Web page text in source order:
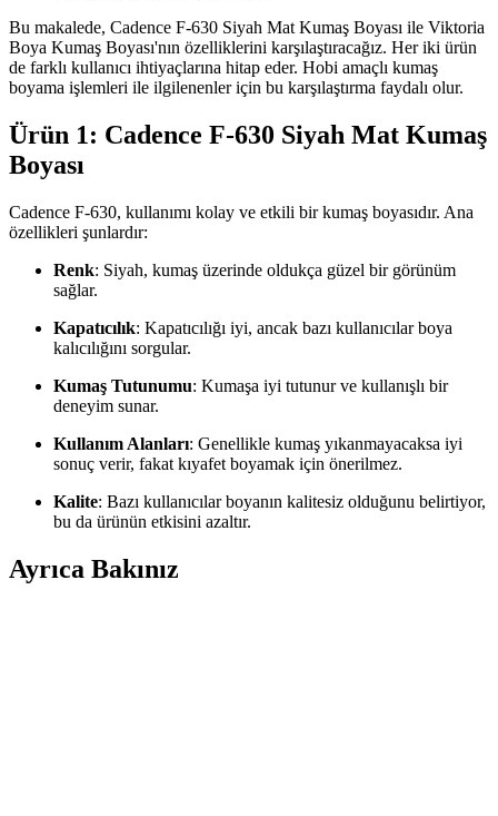
Bu makalede, Cadence F-630 Siyah Mat Kumaş Boyası ile Viktoria
Boya Kumaş Boyası'nın özelliklerini karşılaştıracağız. Her iki ürün
de farklı kullanıcı ihtiyaçlarına hitap eder. Hobi amaçlı kumaş
boyama işlemleri ile ilgilenenler için bu karşılaştırma faydalı olur.
Ürün 1: Cadence F-630 Siyah Mat Kumaş
Boyası
Cadence F-630, kullanımı kolay ve etkili bir kumaş boyasıdır. Ana
özellikleri şunlardır:
Renk: Siyah, kumaş üzerinde oldukça güzel bir görünüm
sağlar.
Kapatıcılık: Kapatıcılığı iyi, ancak bazı kullanıcılar boya
kalıcılığını sorgular.
Kumaş Tutunumu: Kumaşa iyi tutunur ve kullanışlı bir
deneyim sunar.
Kullanım Alanları: Genellikle kumaş yıkanmayacaksa iyi
sonuç verir, fakat kıyafet boyamak için önerilmez.
Kalite: Bazı kullanıcılar boyanın kalitesiz olduğunu belirtiyor,
bu da ürünün etkisini azaltır.
Ayrıca Bakınız